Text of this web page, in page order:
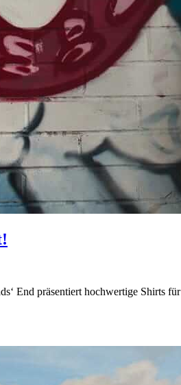
End präsentiert hochwertige Shirts